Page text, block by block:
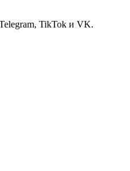
TikTok и VK.